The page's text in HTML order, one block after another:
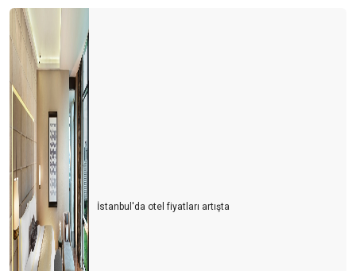
İstanbul'da otel fiyatları artışta